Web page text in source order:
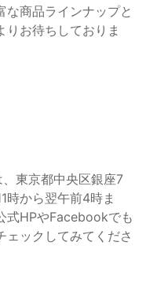
な商品ラインナップと
お待ちしておりま
東京都中央区銀座7
時から翌午前4時ま
式HPやFacebookでも
ェックしてみてくださ